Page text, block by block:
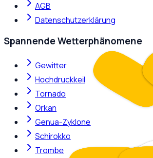
AGB
Datenschutzerklärung
Spannende Wetterphänomene
Gewitter
Hochdruckkeil
Tornado
Orkan
Genua-Zyklone
Schirokko
Trombe